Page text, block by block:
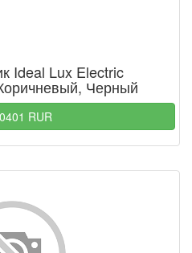
Ideal Lux Electric
Черный
RUR